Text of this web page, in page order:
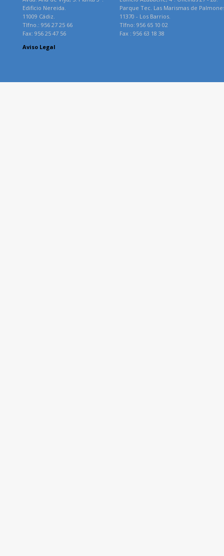
Edificio Nereida.
11009 Cádiz.
Tlfno.: 956 27 25 66
Fax: 956 25 47 56
Parque Tec. Las Marismas de
11370 - Los Barrios.
Tlfno: 956 65 10 02
Fax : 956 63 18 38
Aviso Legal